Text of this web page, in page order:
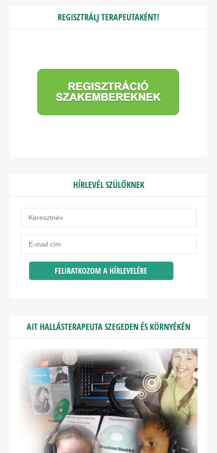
REGISZTRÁLJ TERAPEUTAKÉNT!
HÍRLEVÉL SZÜLŐKNEK
AIT HALLÁSTERAPEUTA SZEGEDEN ÉS KÖRNYÉKÉN